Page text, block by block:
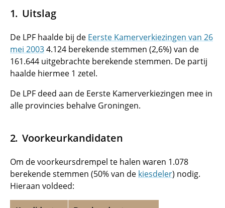
Uitslag
De LPF haalde bij de Eerste Kamerverkiezingen van 26
mei 20034.124 berekende stemmen (2,6%) van de
161.644 uitgebrachte berekende stemmen. De partij
haalde hiermee 1 zetel.
De LPF deed aan de Eerste Kamerverkiezingen mee in
alle provincies behalve Groningen.
Voorkeurkandidaten
Om de voorkeursdrempel te halen waren 1.078
berekende stemmen (50% van de kiesdeler) nodig.
Hieraan voldeed: